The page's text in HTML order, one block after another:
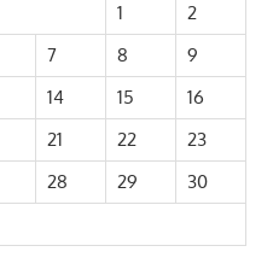
1
2
7 8
9
14 15
16
21 22
23
28 29
30